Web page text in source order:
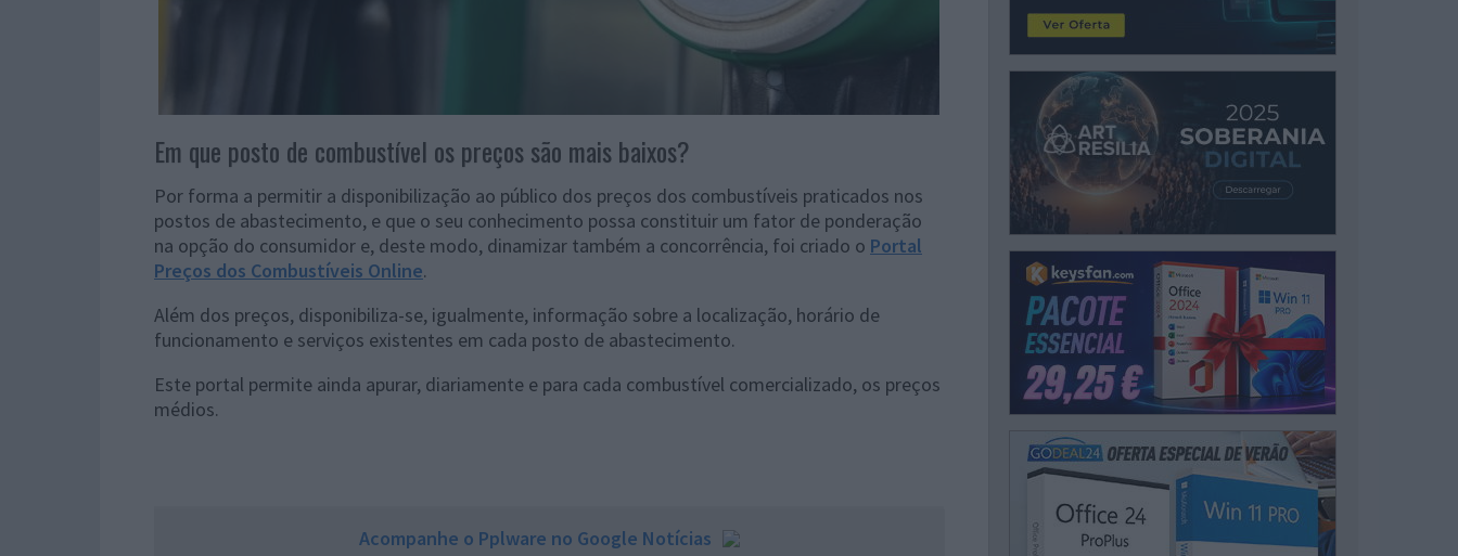
Em que posto de combustível os preços são mais baixos?
Por forma a permitir a disponibilização ao público dos preços dos combustíveis praticados nos
postos de abastecimento, e que o seu conhecimento possa constituir um fator de ponderação
na opção do consumidor e, deste modo, dinamizar também a concorrência, foi criado o Portal
Preços dos Combustíveis Online.
Além dos preços, disponibiliza-se, igualmente, informação sobre a localização, horário de
funcionamento e serviços existentes em cada posto de abastecimento.
Este portal permite ainda apurar, diariamente e para cada combustível comercializado, os preços
médios.
Acompanhe o Pplware no Google Notícias